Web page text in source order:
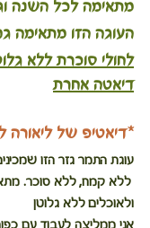
מתאימה לכל השנה
העוגה הזו מתאימה
לחולי סוכרת ללא
דיאטה אחרת
*דיאטיפ של ליאורה
עוגת התמר גזר הזו
ללא קמח, ללא סוכר.
ולאוכלים ללא גלוטן
אני ממליצה לעבוד עם